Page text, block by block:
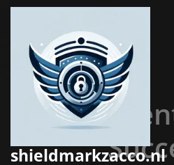
inhoud
shieldmarkzacco.nl
De